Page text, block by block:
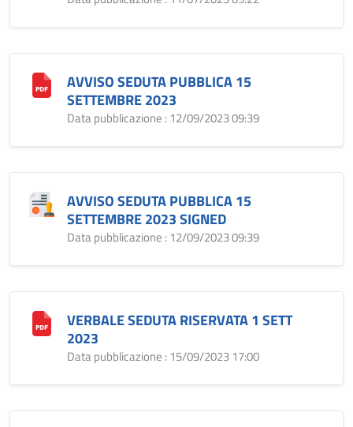
AVVISO SEDUTA PUBBLICA 15
SETTEMBRE 2023
Data pubblicazione : 12/09/2023 09:39
AVVISO SEDUTA PUBBLICA 15
SETTEMBRE 2023 SIGNED
Data pubblicazione : 12/09/2023 09:39
VERBALE SEDUTA RISERVATA 1 SETT
2023
Data pubblicazione : 15/09/2023 17:00